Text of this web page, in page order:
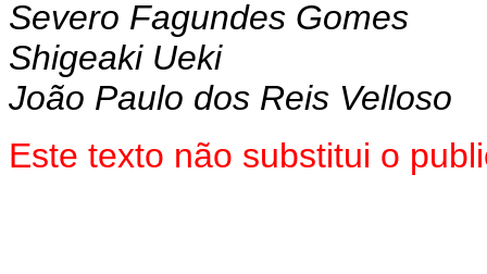
Severo Fagundes Gomes
Shigeaki Ueki
João Paulo dos Reis Velloso
Este texto não substitui o